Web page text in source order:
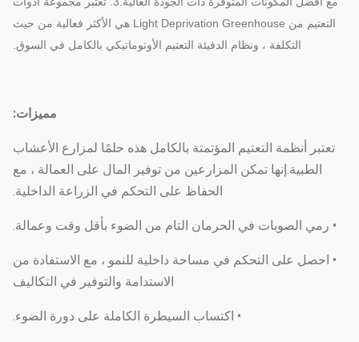
التعتيم من Light Deprivation Greenhouse هي الأكثر فعالية من حيث
التكلفة ، ونظام الدفيئة التعتيم الأوتوماتيكي بالكامل في السوق.
مميزات:
تعتبر أنظمة التعتيم المؤتمتة بالكامل هذه حلمًا لمزارع الأعشاب
الطبية.إنها تمكن المزارعين من توفير المال على العمالة ، مع
الحفاظ على التحكم في الزراعة الداخلية.
• رمي الصوبات في الحرمان التام من الضوء بأقل وقت وعمالة.
• احصل على التحكم في مساحة داخلية للنمو ، مع الاستفادة من
الاستدامة والتوفير في التكاليف
• اكتساب السيطرة الكاملة على دورة الضوء.